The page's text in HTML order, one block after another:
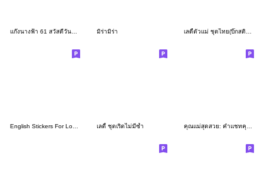
มิร่ามิร่า
เลดี้ ชุดเริ่ดไม่มีซ้ำ